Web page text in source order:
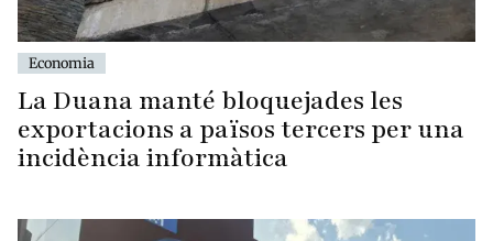
Economia
La Duana manté bloquejades les
exportacions a països tercers per una
incidència informàtica